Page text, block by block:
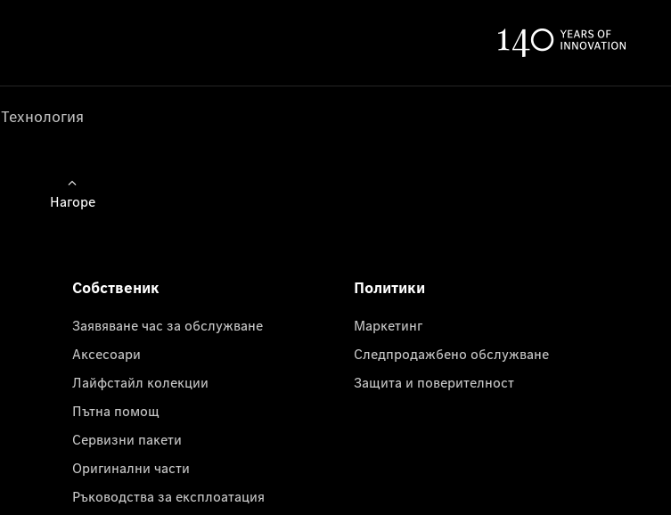
Технология
Нагоре
Собственик
Заявяване час за обслужване
Аксесоари
Лайфстайл колекции
Пътна помощ
Сервизни пакети
Оригинални части
Ръководства за експлоатация
Политики
Маркетинг
Следпродажбено обслужване
Защита и поверителност